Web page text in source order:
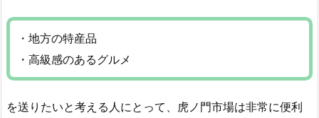
・地方の特産品
・高級感のあるグルメ
を送りたいと考える人にとって、虎ノ門市場は非常に便利